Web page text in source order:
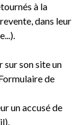
à la
dans leur
son site un
de
un accusé de